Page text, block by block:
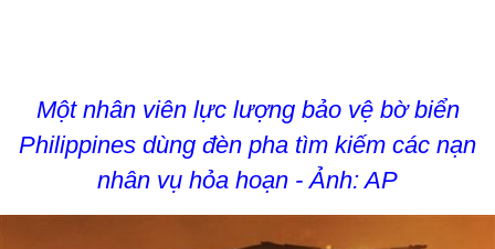
Một nhân viên lực lượng bảo vệ bờ biển
Philippines dùng đèn pha tìm kiếm các nạn
nhân vụ hỏa hoạn - Ảnh: AP